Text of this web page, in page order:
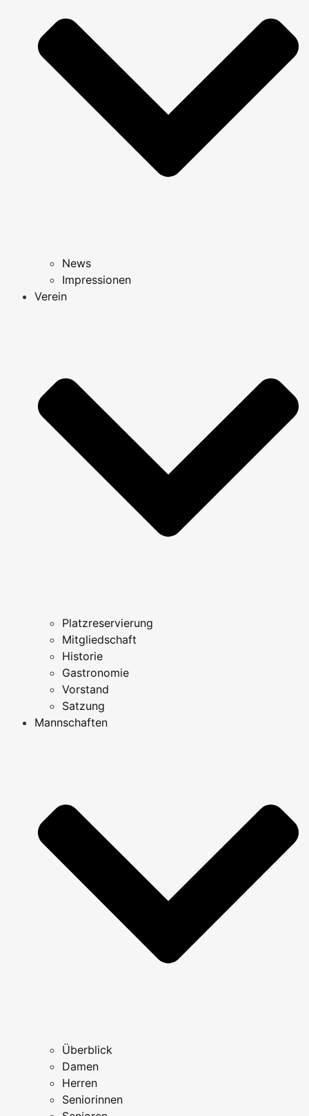
News
Impressionen
Verein
Platzreservierung
Mitgliedschaft
Historie
Gastronomie
Vorstand
Satzung
Mannschaften
Überblick
Damen
Herren
Seniorinnen